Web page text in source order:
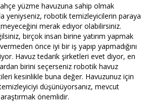
yüzme havuzuna sahip olmak
yeniyseniz, robotik temizleyicilerin paraya
merak ediyor olabilirsiniz.
birçok insan birine yatırım yapmak
önce iyi bir iş yapıp yapmadığını
Havuz tedarik şirketleri evet diyor, en
birini seçerseniz robotik havuz
kesinlikle buna değer. Havuzunuz için
düşünüyorsanız, mevcut
önemlidir.